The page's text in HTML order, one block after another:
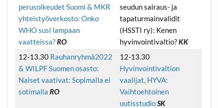
perusoikeudet Suomi & MKR
yhteistyöverkosto: Onko
WHO susi lampaan
vaatteissa?RO
seudun sairaus- ja
tapaturmainvalidit
(HSSTI ry): Kenen
hyvinvointivaltio?KK
12-13.30 Rauhanryhmä2022
& WILPF Suomen osasto:
Naiset vaativat: Sopimalla ei
sotimallaRO
12-13.30
Hyvinvointivaltion
vaalijat, HYVA:
Vaihtoehtoinen
uutisstudioSK